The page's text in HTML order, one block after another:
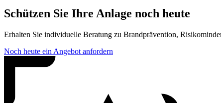
Schützen Sie Ihre Anlage noch heute
Erhalten Sie individuelle Beratung zu Brandprävention,
Noch heute ein Angebot anfordern